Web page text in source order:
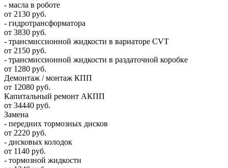
- масла в роботе
от 2130 руб.
- гидротрансформатора
от 3830 руб.
- трансмиссионной жидкости в вариаторе CVT
от 2150 руб.
- трансмиссионной жидкости в раздаточной коробке
от 1280 руб.
Демонтаж / монтаж КПП
от 12080 руб.
Капитальный ремонт АКПП
от 34440 руб.
Замена
- передних тормозных дисков
от 2220 руб.
- дисковых колодок
от 1140 руб.
- тормозной жидкости